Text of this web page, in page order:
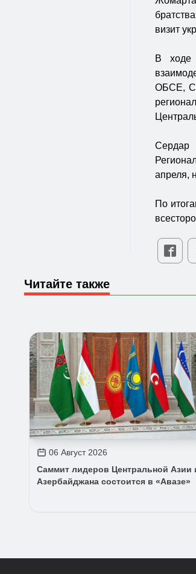
визит
В ходе
ОБСЕ,
Сердар
апреля,
По
Читайте также
06 Август 2026
Саммит лидеров Центральной Азии
Азербайджана состоится в «Авазе»